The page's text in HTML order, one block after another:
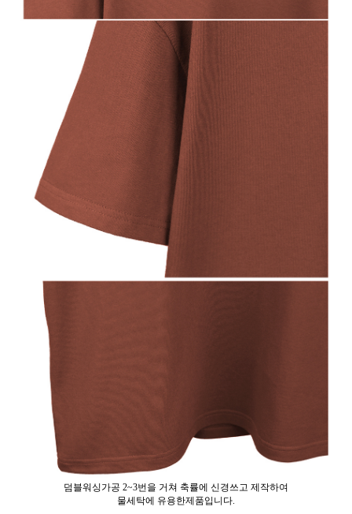
덤블워싱가공 2~3번을 거쳐 축률에 신경쓰고 제작하여
물세탁에 유용한제품입니다.